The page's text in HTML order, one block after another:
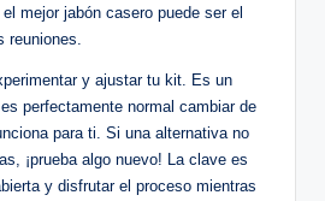
mejor jabón casero puede ser el
reuniones.
y ajustar tu kit. Es un
perfectamente normal cambiar de
para ti. Si una alternativa no
¡prueba algo nuevo! La clave es
y disfrutar el proceso mientras